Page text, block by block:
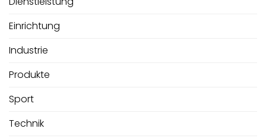
Einrichtung
Industrie
Produkte
Sport
Technik